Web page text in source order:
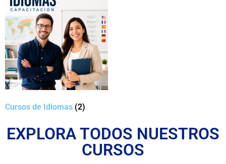
Cursos de Idiomas (2)
EXPLORA TODOS NUESTROS
CURSOS